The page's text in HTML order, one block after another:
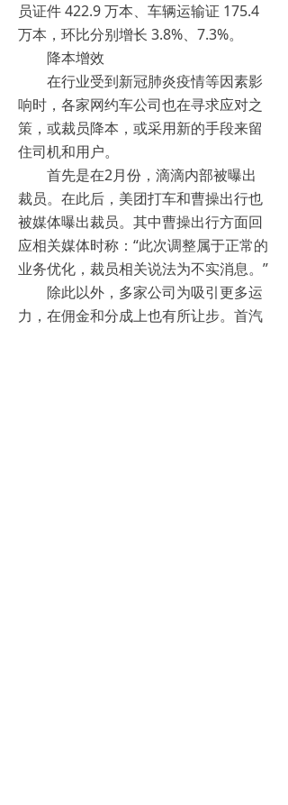
员证件 422.9 万本、车辆运输证 175.4
万本，环比分别增长 3.8%、7.3%。
降本增效
在行业受到新冠肺炎疫情等因素影
响时，各家网约车公司也在寻求应对之
策，或裁员降本，或采用新的手段来留
住司机和用户。
首先是在2月份，滴滴内部被曝出
裁员。在此后，美团打车和曹操出行也
被媒体曝出裁员。其中曹操出行方面回
应相关媒体时称：“此次调整属于正常的
业务优化，裁员相关说法为不实消息。”
除此以外，多家公司为吸引更多运
力，在佣金和分成上也有所让步。首汽